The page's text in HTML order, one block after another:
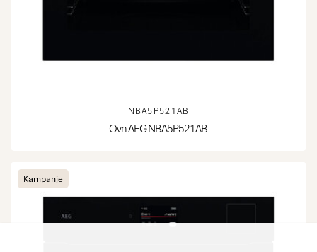
NBA5P521AB
Ovn AEG NBA5P521AB
Kampanje